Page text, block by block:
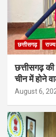
छत्तीसगढ़ राज्य
छत्तीसगढ़ की
चीन में होने
August 6,